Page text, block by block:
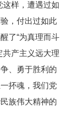
这样，遭遇过如
，付出过如此
了“为真理而斗
共产主义远大理
、勇于胜利的
抔魂，我们党
族伟大精神的